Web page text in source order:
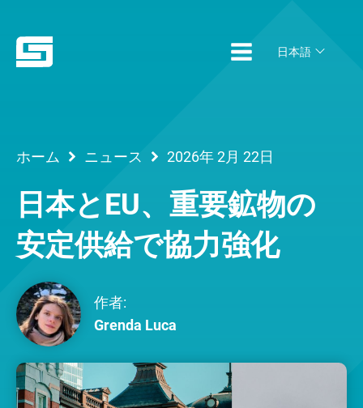
日本語
ホーム ニュース 2026年 2月 22日
日本とEU、重要鉱物の
安定供給で協力強化
作者:
Grenda Luca